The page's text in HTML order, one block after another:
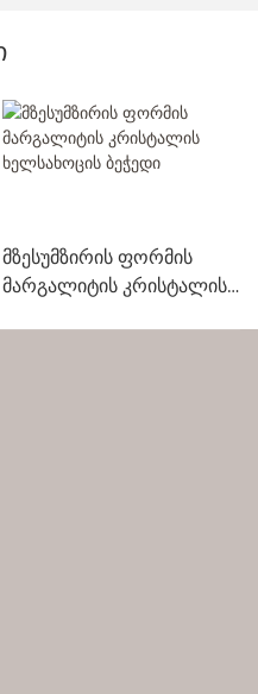
მზესუმზირის ფორმის
მარგალიტის კრისტალის